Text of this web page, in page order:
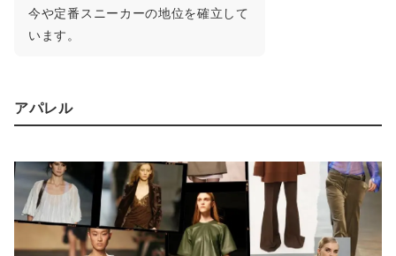
今や定番スニーカーの地位を確立して
います。
アパレル